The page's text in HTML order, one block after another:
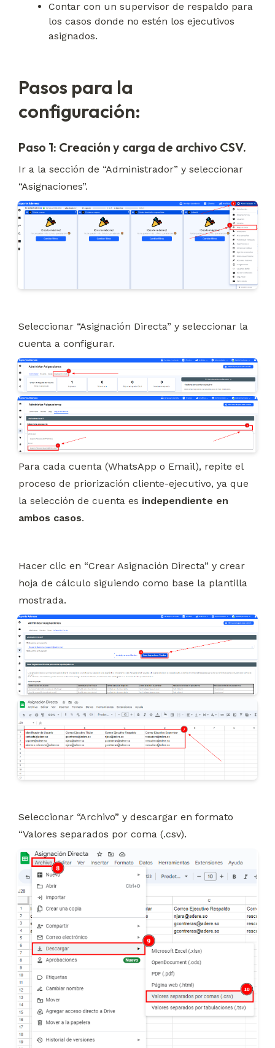
Contar con un supervisor de respaldo para
los casos donde no estén los ejecutivos
asignados.
Pasos para la
configuración:
Paso 1: Creación y carga de archivo CSV.
Ir a la sección de “Administrador” y seleccionar
“Asignaciones”.
Seleccionar “Asignación Directa” y seleccionar la
cuenta a configurar.
Para cada cuenta (WhatsApp o Email), repite el
proceso de priorización cliente-ejecutivo, ya que
la selección de cuenta es independiente en
ambos casos.
Hacer clic en “Crear Asignación Directa” y crear
hoja de cálculo siguiendo como base la plantilla
mostrada.
Seleccionar “Archivo” y descargar en formato
“Valores separados por coma (.csv).